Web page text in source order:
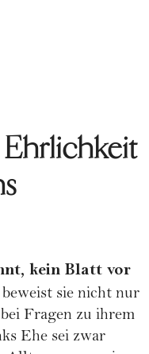
kein Blatt vor
sie nicht nur
Fragen zu ihrem
Ehe sei zwar